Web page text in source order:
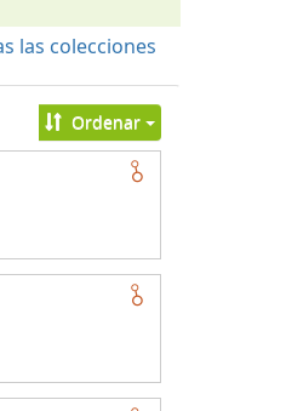
las colecciones
Ordenar